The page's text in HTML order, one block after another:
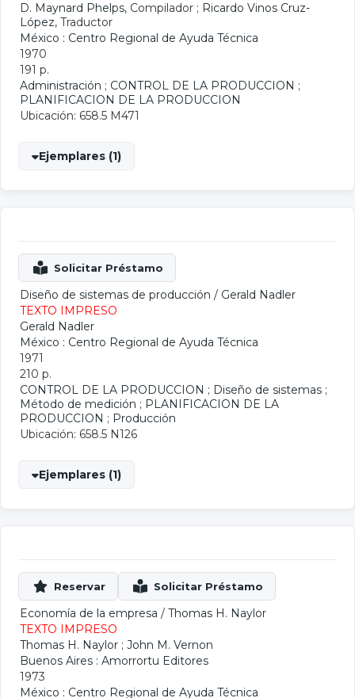
D. Maynard Phelps, Compilador ; Ricardo Vinos Cruz-
López, Traductor
México : Centro Regional de Ayuda Técnica
1970
191 p.
Administración ; CONTROL DE LA PRODUCCION ;
PLANIFICACION DE LA PRODUCCION
Ubicación: 658.5 M471
Ejemplares (1)
Diseño de sistemas de producción / Gerald Nadler
TEXTO IMPRESO
Gerald Nadler
México : Centro Regional de Ayuda Técnica
1971
210 p.
CONTROL DE LA PRODUCCION ; Diseño de sistemas ;
Método de medición ; PLANIFICACION DE LA
PRODUCCION ; Producción
Ubicación: 658.5 N126
Ejemplares (1)
Economía de la empresa / Thomas H. Naylor
TEXTO IMPRESO
Thomas H. Naylor ; John M. Vernon
Buenos Aires : Amorrortu Editores
1973
México : Centro Regional de Ayuda Técnica